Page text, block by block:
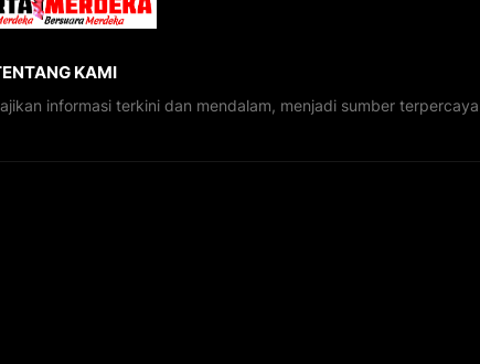
KAMI
informasi terkini dan mendalam, menjadi sumber